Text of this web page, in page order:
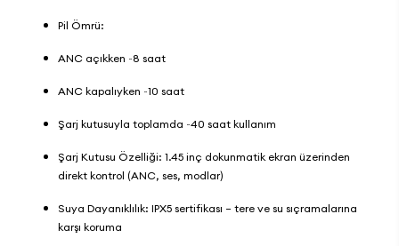
Pil Ömrü:
ANC açıkken ~8 saat
ANC kapalıyken ~10 saat
Şarj kutusuyla toplamda ~40 saat kullanım
Şarj Kutusu Özelliği: 1.45 inç dokunmatik ekran üzerinden
direkt kontrol (ANC, ses, modlar)
Suya Dayanıklılık: IPX5 sertifikası – tere ve su sıçramalarına
karşı koruma